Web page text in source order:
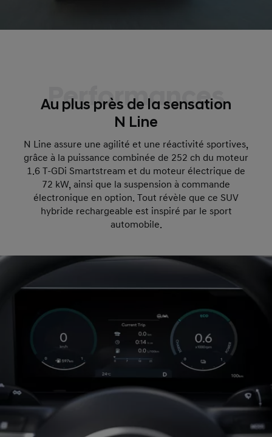
Performances
Au plus près de la sensation
N Line
N Line assure une agilité et une réactivité sportives,
grâce à la puissance combinée de 252 ch du moteur
1.6 T-GDi Smartstream et du moteur électrique de
72 kW, ainsi que la suspension à commande
électronique en option. Tout révèle que ce SUV
hybride rechargeable est inspiré par le sport
automobile.